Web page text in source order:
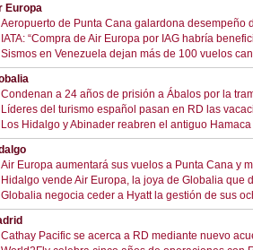
Europa
Aeropuerto de Punta Cana galardona desempeño
IATA: “Compra de Air Europa por IAG habría
Sismos en Venezuela dejan más de 100 vuelos
Condenan a 24 años de prisión a Ábalos por la
Líderes del turismo español pasan en RD las
Los Hidalgo y Abinader reabren el antiguo Hamaca
Air Europa aumentará sus vuelos a Punta Cana y
Hidalgo vende Air Europa, la joya de Globalia que
Globalia negocia ceder a Hyatt la gestión de sus
Cathay Pacific se acerca a RD mediante nuevo